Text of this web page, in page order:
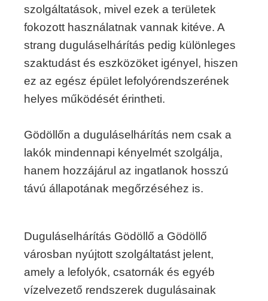
szolgáltatások, mivel ezek a területek
fokozott használatnak vannak kitéve. A
strang duguláselhárítás pedig különleges
szaktudást és eszközöket igényel, hiszen
ez az egész épület lefolyórendszerének
helyes működését érintheti.
Gödöllőn a duguláselhárítás nem csak a
lakók mindennapi kényelmét szolgálja,
hanem hozzájárul az ingatlanok hosszú
távú állapotának megőrzéséhez is.
Duguláselhárítás Gödöllő a Gödöllő
városban nyújtott szolgáltatást jelent,
amely a lefolyók, csatornák és egyéb
vízelvezető rendszerek dugulásainak